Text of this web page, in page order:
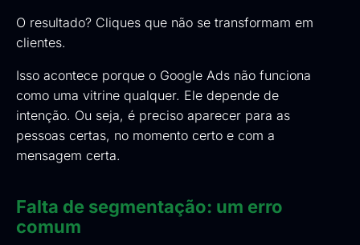
O resultado? Cliques que não se transformam em
clientes.
Isso acontece porque o Google Ads não funciona
como uma vitrine qualquer. Ele depende de
intenção. Ou seja, é preciso aparecer para as
pessoas certas, no momento certo e com a
mensagem certa.
Falta de segmentação: um erro
comum